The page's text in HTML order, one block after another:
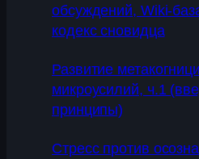
обсуждений, Wiki-
кодекс сновидца
Развитие
микроусилий, ч.1
принципы)
Стресс против